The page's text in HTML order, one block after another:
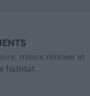
mieux rénover et
habitat.